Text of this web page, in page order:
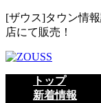
コ
ン
ン
ツ
ナ
ビ
ー
シ
[ザウス]タウン情
店にて販売！
トップ
新着情報